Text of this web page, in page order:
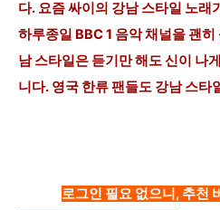
다. 요즘 싸이의 강남 스타일 노래
하루종일 BBC 1 음악 채널을 괜히
남 스타일은 듣기만 해도신이 나
니다. 영국 한류 팬들도 강남 스타
로그인 필요 없으니, 추천